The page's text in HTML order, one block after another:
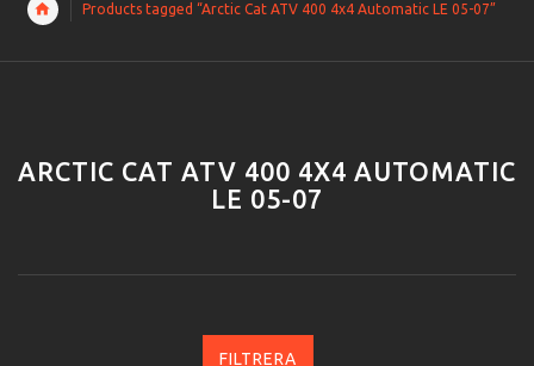
Products tagged “Arctic Cat ATV 400 4x4 Automatic LE 05-07”
ARCTIC CAT ATV 400 4X4 AUTOMATIC
LE 05-07
FILTRERA